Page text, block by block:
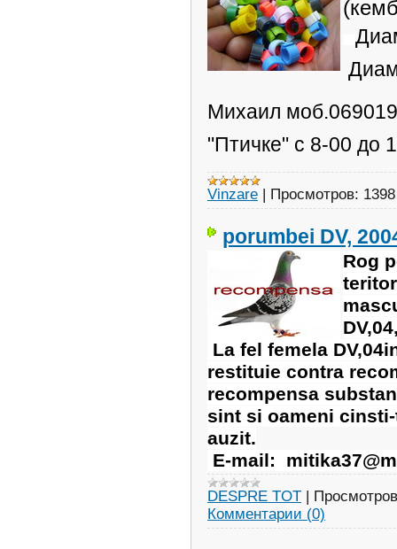
Михаил
"Птичке" с 8-00 до
Vinzare Просмотров: 1398
porumbei DV,
Rog
La fel femela
restituie contra
recompensa
sint si oameni
auzit.
E-mail:
DESPRE TOT
Комментарии (0)